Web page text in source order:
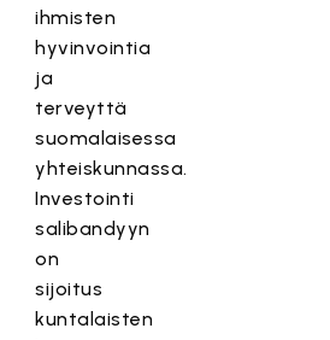
ihmisten
hyvinvointia
ja
terveyttä
suomalaisessa
yhteiskunnassa.
Investointi
salibandyyn
on
sijoitus
kuntalaisten